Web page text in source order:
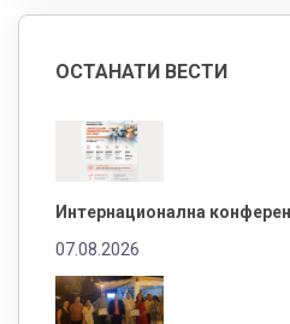
ОСТАНАТИ ВЕСТИ
Интернационална
07.08.2026